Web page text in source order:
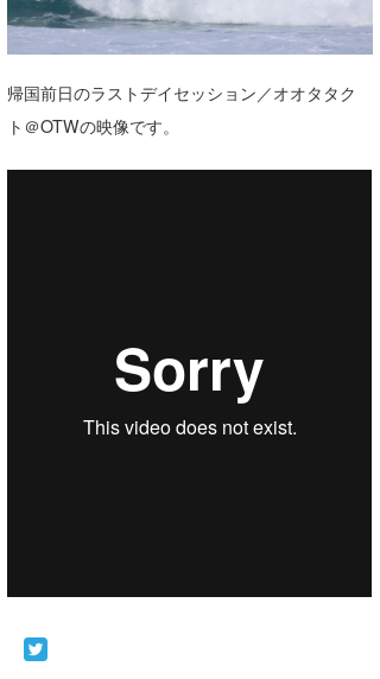
今月のプレゼント
帰国前日のラストデイセッション／オオタタク
ト＠OTWの映像です。
湘南
千葉北
伊豆
お知らせ
その他
Naoya Kimoto
メディア